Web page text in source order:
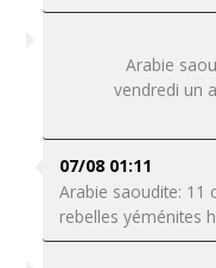
Arabie
vendredi un
07/08 01:11
Arabie saoudite: 11
rebelles yéménites